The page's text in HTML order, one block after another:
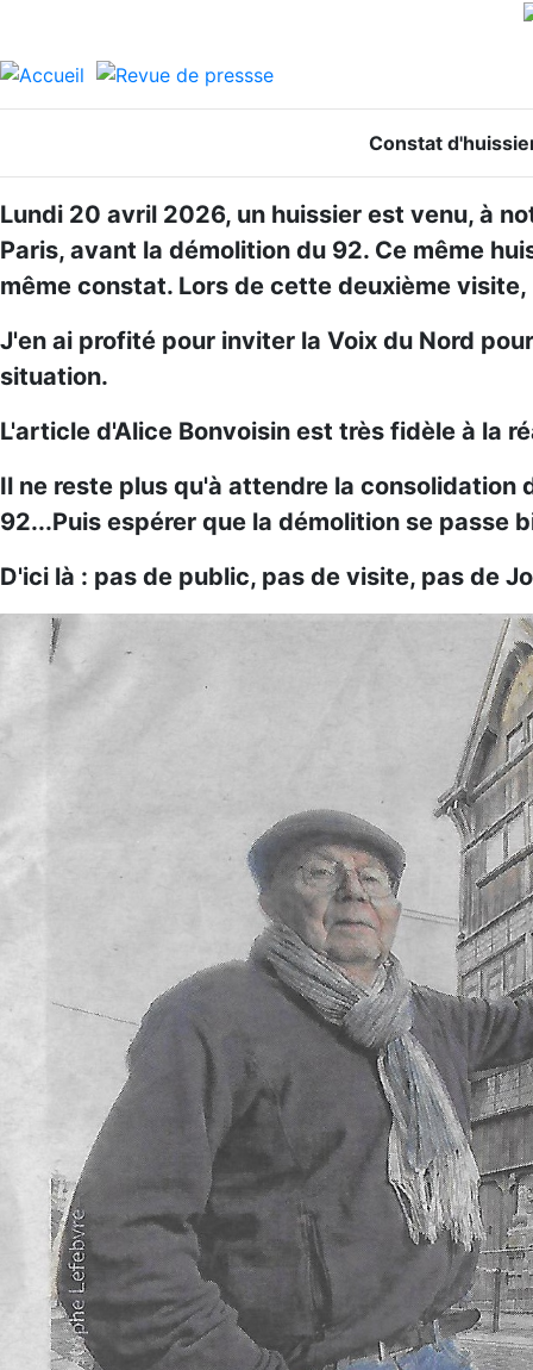
Constat
Lundi 20 avril 2026, un huissier est venu, à
Paris, avant la démolition du 92. Ce même
même constat. Lors de cette deuxième
J'en ai profité pour inviter la Voix du Nord
situation.
L'article d'Alice Bonvoisin est très fidèle à la
Il ne reste plus qu'à attendre la consolidation
92...Puis espérer que la démolition se passe
D'ici là : pas de public, pas de visite, pas de